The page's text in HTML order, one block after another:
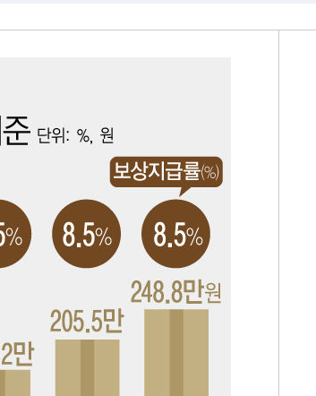
"
작'
정청래
승리
정청래
김민석
첫 정